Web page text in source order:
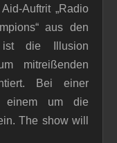
Auftrit „Radio
aus den
ist die Illusion
mitreißenden
Bei einer
einem um die
The show will